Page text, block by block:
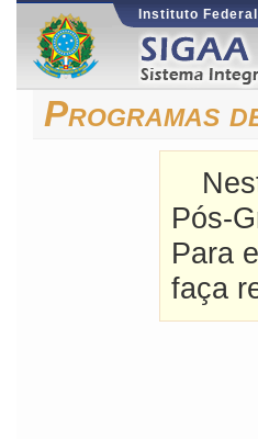
Instituto
Programas
Pós-
Para
faça